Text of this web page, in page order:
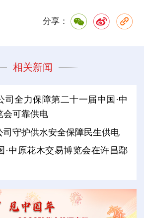
分享：
相关新闻
司全力保障第二十一届中国·中
会可靠供电
司守护供水安全保障民生供电
·中原花木交易博览会在许昌鄢